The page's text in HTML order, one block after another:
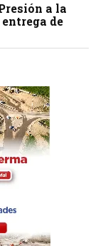
a la
de